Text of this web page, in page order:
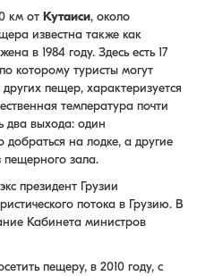
км от Кутаиси, около
известна также как
в 1984 году. Здесь есть 17
которому туристы могут
пещер, характеризуется
температура почти
два выхода: один
на лодке, а другие
зала.
президент Грузии
потока в Грузию. В
Кабинета министров
пещеру, в 2010 году, с